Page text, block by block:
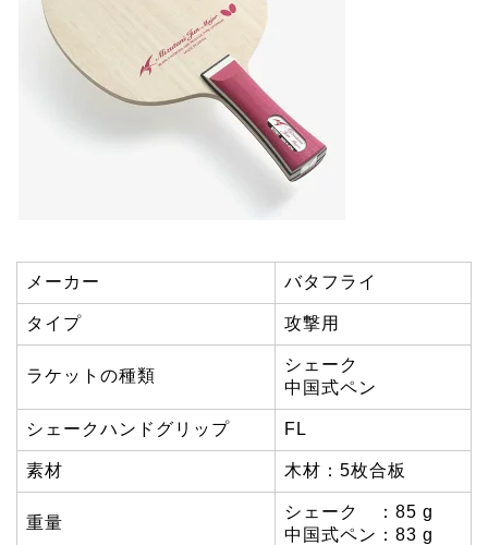
メーカー バタフライ
タイプ 攻撃用
ラケットの種類
シェーク
中国式ペン
シェークハンドグリップ FL
素材 木材：5枚合板
重量
シェーク ：85 g
中国式ペン：83 g